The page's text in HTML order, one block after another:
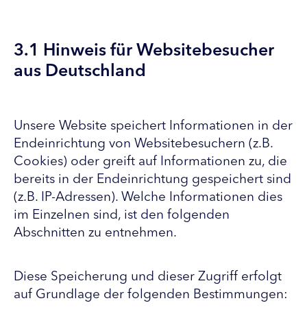
3.1 Hinweis für Websitebesucher
aus Deutschland
Unsere Website speichert Informationen in der
Endeinrichtung von Websitebesuchern (z.B.
Cookies) oder greift auf Informationen zu, die
bereits in der Endeinrichtung gespeichert sind
(z.B. IP-Adressen). Welche Informationen dies
im Einzelnen sind, ist den folgenden
Abschnitten zu entnehmen.
Diese Speicherung und dieser Zugriff erfolgt
auf Grundlage der folgenden Bestimmungen: